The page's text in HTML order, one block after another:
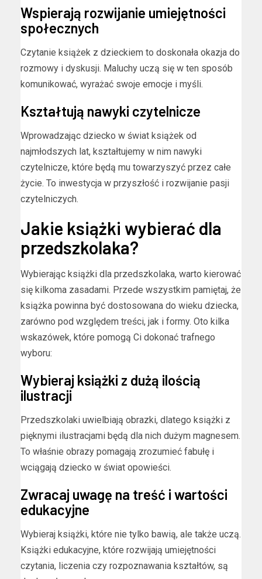
Wspierają rozwijanie umiejętności
społecznych
Czytanie książek z dzieckiem to doskonała okazja do
rozmowy i dyskusji. Maluchy uczą się w ten sposób
komunikować, wyrażać swoje emocje i myśli.
Kształtują nawyki czytelnicze
Wprowadzając dziecko w świat książek od
najmłodszych lat, kształtujemy w nim nawyki
czytelnicze, które będą mu towarzyszyć przez całe
życie. To inwestycja w przyszłość i rozwijanie pasji
czytelniczych.
Jakie książki wybierać dla
przedszkolaka?
Wybierając książki dla przedszkolaka, warto kierować
się kilkoma zasadami. Przede wszystkim pamiętaj, że
książka powinna być dostosowana do wieku dziecka,
zarówno pod względem treści, jak i formy. Oto kilka
wskazówek, które pomogą Ci dokonać trafnego
wyboru:
Wybieraj książki z dużą ilością
ilustracji
Przedszkolaki uwielbiają obrazki, dlatego książki z
pięknymi ilustracjami będą dla nich dużym magnesem.
To właśnie obrazy pomagają zrozumieć fabułę i
wciągają dziecko w świat opowieści.
Zwracaj uwagę na treść i wartości
edukacyjne
Wybieraj książki, które nie tylko bawią, ale także uczą.
Książki edukacyjne, które rozwijają umiejętności
czytania, liczenia czy rozpoznawania kształtów, są